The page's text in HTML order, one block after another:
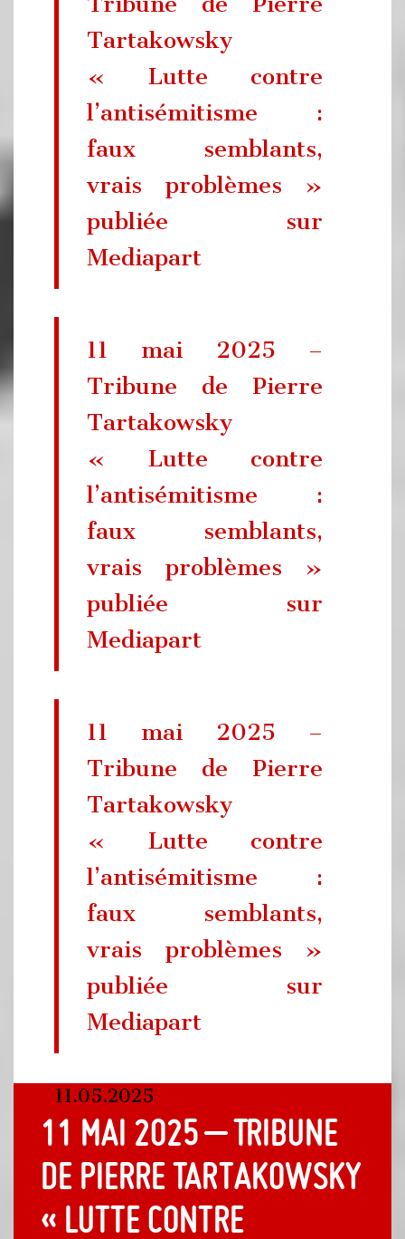
Tartakowsky
« Lutte contre
l’antisémitisme :
faux semblants,
vrais problèmes »
publiée sur
Mediapart
11 mai 2025 –
Tribune de Pierre
Tartakowsky
« Lutte contre
l’antisémitisme :
faux semblants,
vrais problèmes »
publiée sur
Mediapart
11 mai 2025 –
Tribune de Pierre
Tartakowsky
« Lutte contre
l’antisémitisme :
faux semblants,
vrais problèmes »
publiée sur
Mediapart
11.05.2025
11 mai 2025 – Tribune
de Pierre Tartakowsky
« Lutte contre